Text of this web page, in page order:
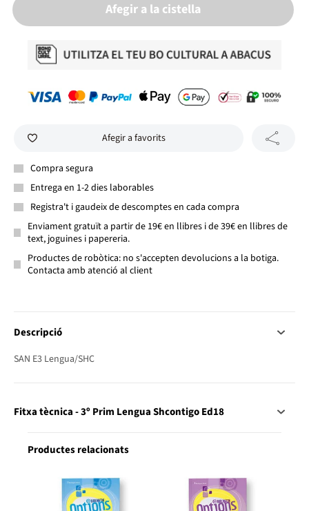
Afegir a la cistella
Afegir a favorits
Compra segura
Entrega en 1-2 dies laborables
Registra't i gaudeix de descomptes en cada compra
Enviament gratuït a partir de 19€ en llibres i de 39€ en llibres de
text, joguines i papereria.
Productes de robòtica: no s'accepten devolucions a la botiga.
Contacta amb atenció al client
Descripció
SAN E3 Lengua/SHC
Fitxa tècnica - 3º Prim Lengua Shcontigo Ed18
Productes relacionats